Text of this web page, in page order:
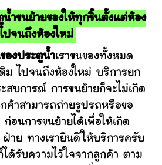
น้ำขนย้ายของให้ทุกชิ้นตั้งแต่ห้อง
ไปจนถึงห้องใหม่
องประตูน้ำเราขนของทั้งหมด
ม ไปจนถึงห้องใหม่ บริการยก
สบการณ์ การขนย้ายก็จะไม่เกิด
ค้าสามารถถ่ายรูปรถหรือขอ
อนการขนย้ายได้เพื่อให้เกิด
าย ทางเรายินดีให้บริการครับ
ได้รับความไว้ใจจากลูกค้า ตาม